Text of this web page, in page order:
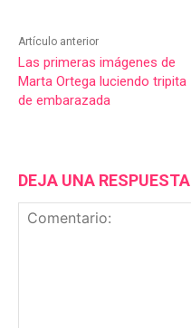
Artículo anterior
Las primeras imágenes de
Marta Ortega luciendo tripita
de embarazada
DEJA UNA RESPUESTA